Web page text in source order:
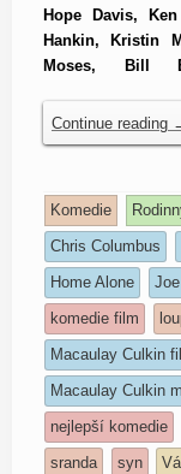
Hope Davis,
Hankin, Kristin
Moses, Bill
Continue reading
Komedie
Chris Columbus
Home Alone
komedie film
Macaulay Culkin
Macaulay Culkin
nejlepší komedie
sranda
syn